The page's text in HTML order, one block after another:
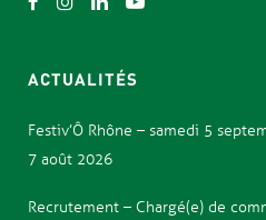
ACTUALITÉS
Festiv’Ô Rhône – samedi 5
7 août 2026
Recrutement – Chargé(e) de